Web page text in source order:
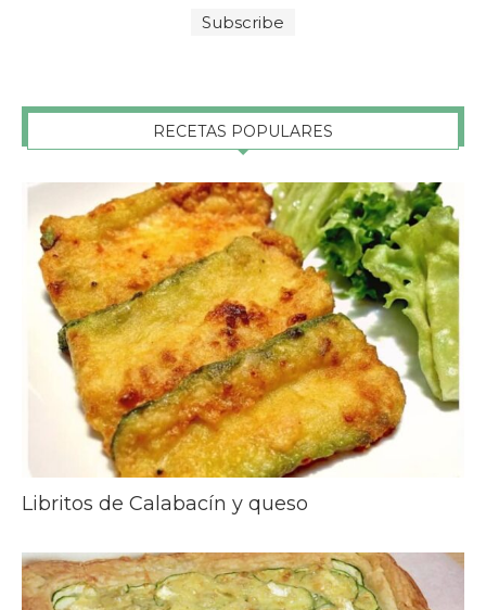
RECETAS POPULARES
Libritos de Calabacín y queso